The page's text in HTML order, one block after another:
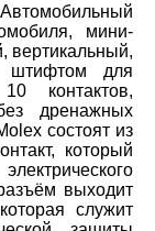
мини-
вертикальный,
штифтом для
контактов,
дренажных
состоят из
который
выходит
служит